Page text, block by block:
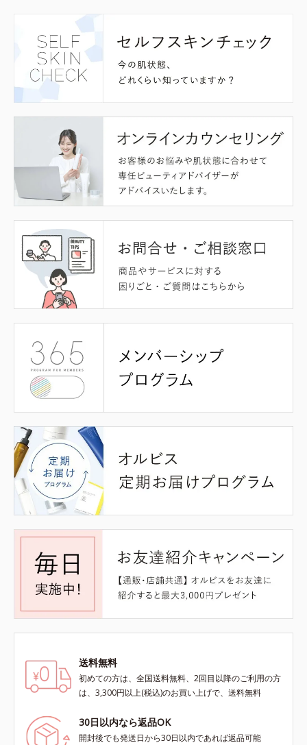
送料無料
初めての方は、全国送料無料、2回目以降のご利用の方
は、3,300円以上(税込)のお買い上げで、送料無料
30日以内なら返品OK
開封後でも発送日から30日以内であれば返品可能